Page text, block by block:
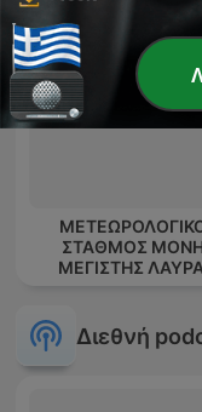
ΣΤΑΘΜΟΣ
ΜΕΓΙΣΤΗΣ
Διεθνή